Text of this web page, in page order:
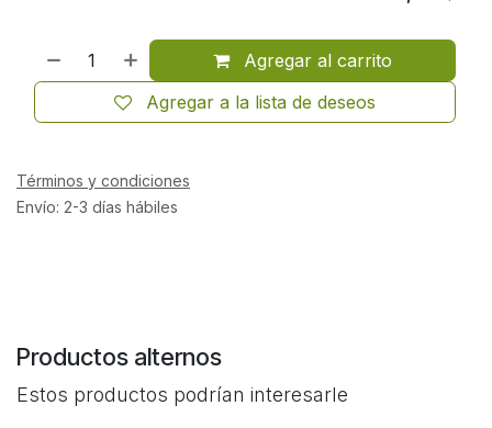
Agregar al carrito
Agregar a la lista de deseos
Términos y condiciones
Envío: 2-3 días hábiles
Productos alternos
Estos productos podrían interesarle